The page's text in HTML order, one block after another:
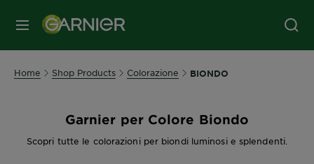
MENU
Home Shop Products Colorazione BIONDO
Garnier per Colore Biondo
Scopri tutte le colorazioni per biondi luminosi e splendenti.